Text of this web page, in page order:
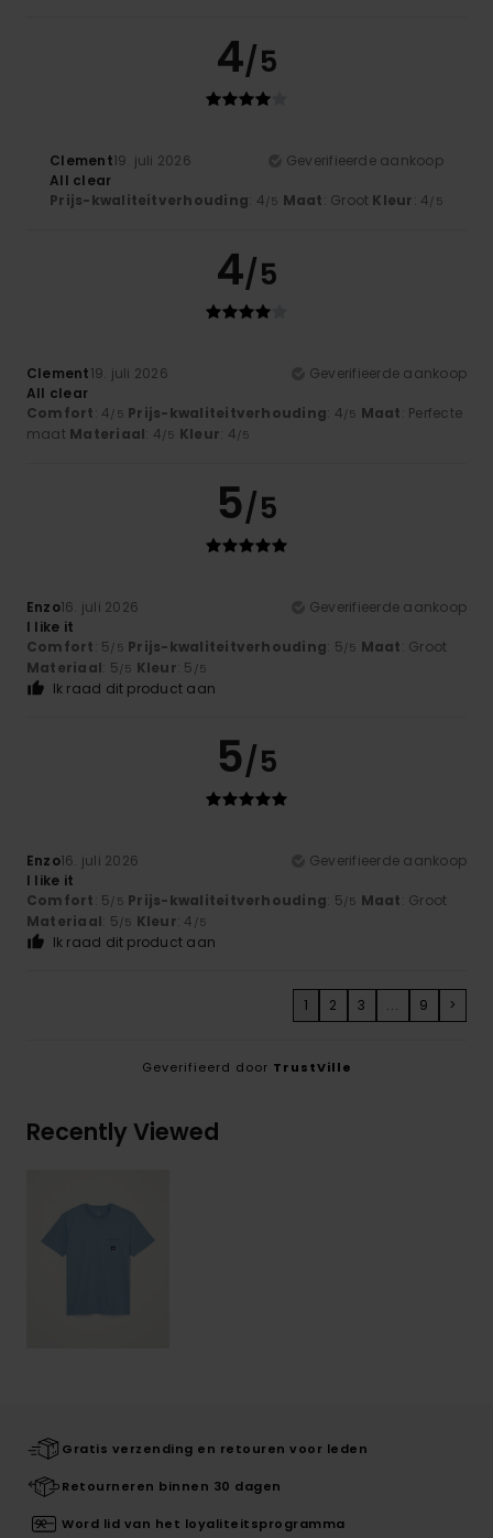
4/5
Clement19. juli 2026
Geverifieerde aankoop
All clear
Prijs-kwaliteitverhouding: 4/5 Maat: Groot Kleur: 4/5
4/5
Clement19. juli 2026
Geverifieerde aankoop
All clear
Comfort: 4/5 Prijs-kwaliteitverhouding: 4/5 Maat: Perfecte
maat Materiaal: 4/5 Kleur: 4/5
5/5
Enzo16. juli 2026
Geverifieerde aankoop
I like it
Comfort: 5/5 Prijs-kwaliteitverhouding: 5/5 Maat: Groot
Materiaal: 5/5 Kleur: 5 /5
Ik raad dit product aan
5/5
Enzo16. juli 2026
Geverifieerde aankoop
I like it
Comfort: 5/5 Prijs-kwaliteitverhouding: 5/5 Maat: Groot
Materiaal: 5/5 Kleur: 4 /5
Ik raad dit product aan
1 2 3 ... 9 >
Geverifieerd door TrustVille
Recently Viewed
Gratis verzending en retouren voor leden
Retourneren binnen 30 dagen
Word lid van het loyaliteitsprogramma